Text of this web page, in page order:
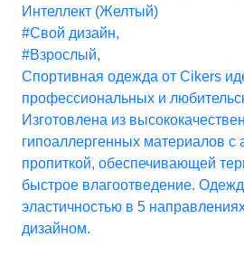
Интеллект (Желтый)
#Свой дизайн,
#Взрослый,
Спортивная одежда от Cikers
профессиональных и
Изготовлена из
гипоаллергенных материалов с
пропиткой, обеспечивающей
быстрое влагоотведение.
эластичностью в 5
дизайном.